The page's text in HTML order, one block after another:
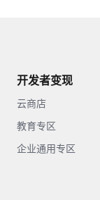
开发者变现
云商店
教育专区
企业通用专区